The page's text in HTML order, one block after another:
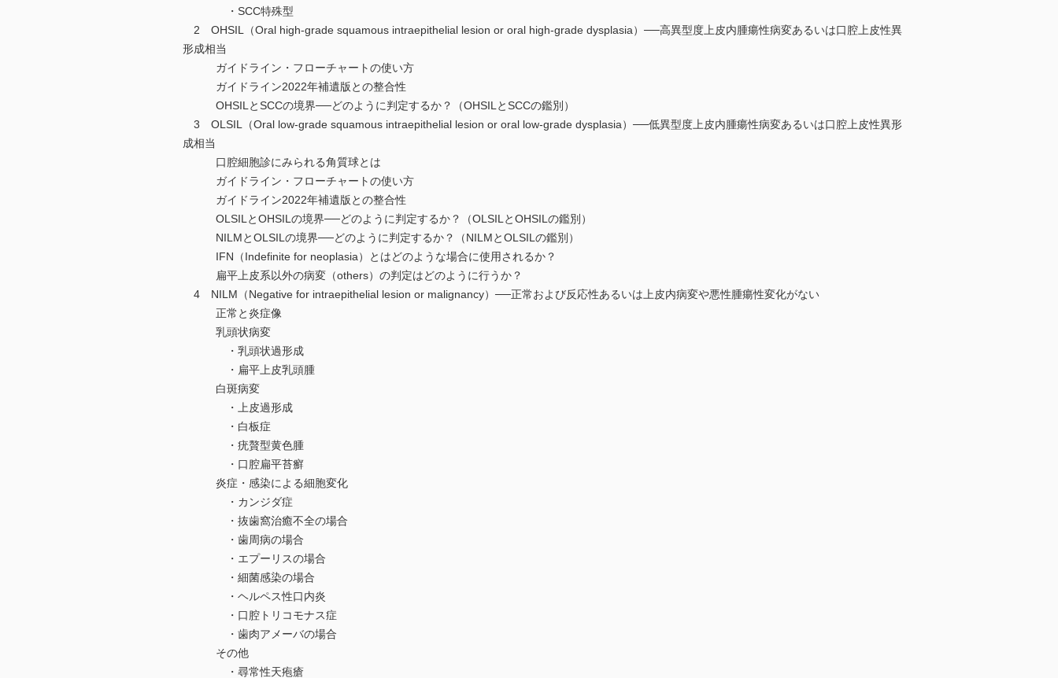
・SCC特殊型
2 OHSIL（Oral high-grade squamous intraepithelial lesion or oral high-grade dysplasia）──高異型度上皮内腫瘍性病変あるいは口腔上皮性異
形成相当
ガイドライン・フローチャートの使い方
ガイドライン2022年補遺版との整合性
OHSILとSCCの境界──どのように判定するか？（OHSILとSCCの鑑別）
3 OLSIL（Oral low-grade squamous intraepithelial lesion or oral low-grade dysplasia）──低異型度上皮内腫瘍性病変あるいは口腔上皮性異形
成相当
口腔細胞診にみられる角質球とは
ガイドライン・フローチャートの使い方
ガイドライン2022年補遺版との整合性
OLSILとOHSILの境界──どのように判定するか？（OLSILとOHSILの鑑別）
NILMとOLSILの境界──どのように判定するか？（NILMとOLSILの鑑別）
IFN（Indefinite for neoplasia）とはどのような場合に使用されるか？
扁平上皮系以外の病変（others）の判定はどのように行うか？
4 NILM（Negative for intraepithelial lesion or malignancy）──正常および反応性あるいは上皮内病変や悪性腫瘍性変化がない
正常と炎症像
乳頭状病変
・乳頭状過形成
・扁平上皮乳頭腫
白斑病変
・上皮過形成
・白板症
・疣贅型黄色腫
・口腔扁平苔癬
炎症・感染による細胞変化
・カンジダ症
・抜歯窩治癒不全の場合
・歯周病の場合
・エプーリスの場合
・細菌感染の場合
・ヘルペス性口内炎
・口腔トリコモナス症
・歯肉アメーバの場合
その他
・尋常性天疱瘡